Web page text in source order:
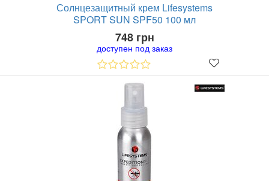
Солнцезащитный крем Lifesystems
SPORT SUN SPF50 100 мл
748 грн
доступен под заказ